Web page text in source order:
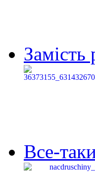
Замість
Все-